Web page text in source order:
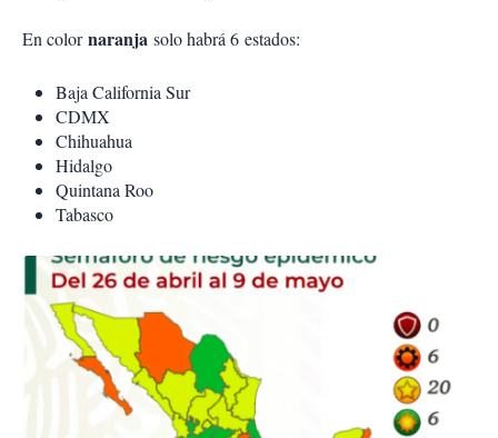
En colornaranja solo habrá 6 estados:
Baja California Sur
CDMX
Chihuahua
Hidalgo
Quintana Roo
Tabasco